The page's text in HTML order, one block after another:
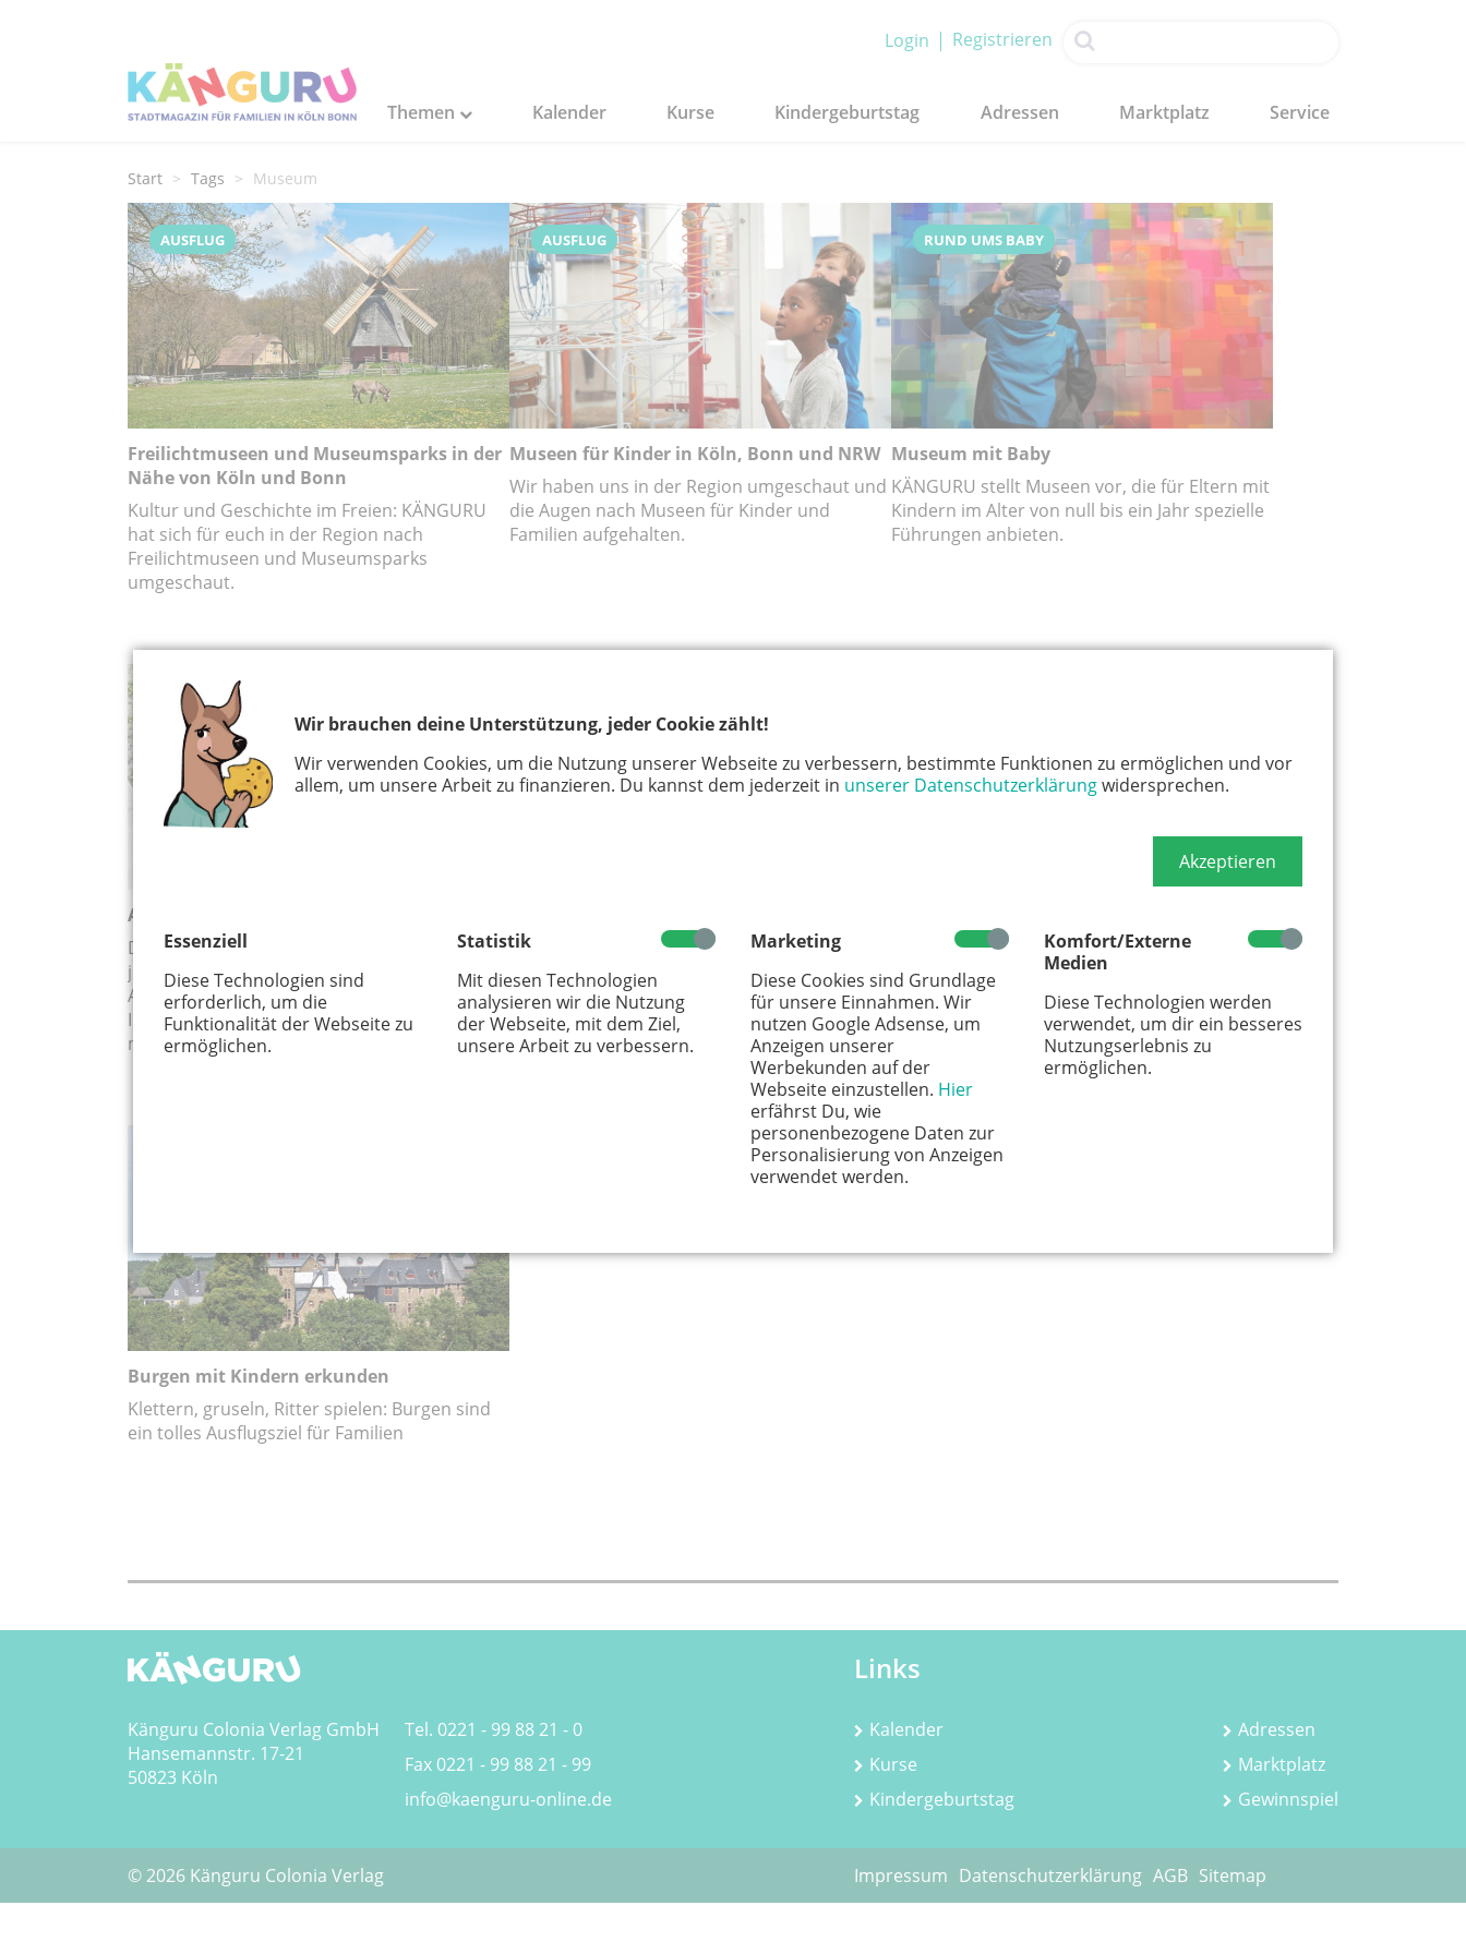
Wir brauchen deine Unterstützung, jeder Cookie zählt!
Wir verwenden Cookies, um die Nutzung unserer Webseite zu verbessern, bestimmte Funktionen zu ermöglichen und vor
allem, um unsere Arbeit zu finanzieren. Du kannst dem jederzeit in unserer Datenschutzerklärungwidersprechen.
Akzeptieren
Essenziell
Diese Technologien sind
erforderlich, um die
Funktionalität der Webseite zu
ermöglichen.
Statistik
Mit diesen Technologien
analysieren wir die Nutzung
der Webseite, mit dem Ziel,
unsere Arbeit zu verbessern.
Marketing
Diese Cookies sind Grundlage
für unsere Einnahmen. Wir
nutzen Google Adsense, um
Anzeigen unserer
Werbekunden auf der
Webseite einzustellen. Hier
erfährst Du, wie
personenbezogene Daten zur
Personalisierung von Anzeigen
verwendet werden.
Komfort/Externe
Medien
Diese Technologien werden
verwendet, um dir ein besseres
Nutzungserlebnis zu
ermöglichen.
Login Registrieren
Themen Kalender Kurse Kindergeburtstag Adressen Marktplatz Service
Start Tags Museum
AUSFLUG
Freilichtmuseen und Museumsparks in der
Nähe von Köln und Bonn
Kultur und Geschichte im Freien: KÄNGURU
hat sich für euch in der Region nach
Freilichtmuseen und Museumsparks
umgeschaut.
AUSFLUG
Museen für Kinder in Köln, Bonn und NRW
Wir haben uns in der Region umgeschaut und
die Augen nach Museen für Kinder und
Familien aufgehalten.
RUND UMS BABY
Museum mit Baby
KÄNGURU stellt Museen vor, die für Eltern mit
Kindern im Alter von null bis ein Jahr spezielle
Führungen anbieten.
AUSFLUG
All-Inclusive vor der Haustür
Die RheinlandCard bietet binnen eines Jahres
jeweils einmalig freien Eintritt in zahlreiche
Attraktionen der Region. Lohnt sich die
Investition? Unser Autor hat die Karte 2017
mit seiner Familie getestet.
Janina und Malia sind unsere
Stadtreporterinnen aus Bonn. Sie waren im
Museum Koenig.
Auf Schloss Burg an der Wupper unternehmt
ihr eine Reise in die Vergangenheit. Die
umliegenden Wälder laden zu einem Ausflug
in die Natur ein.
Burgen mit Kindern erkunden
Klettern, gruseln, Ritter spielen: Burgen sind
ein tolles Ausflugsziel für Familien
Känguru Colonia Verlag GmbH
Hansemannstr. 17-21
50823 Köln
Tel. 0221 - 99 88 21 - 0
Fax 0221 - 99 88 21 - 99
info@kaenguru-online.de
Links
Kalender
Kurse
Kindergeburtstag
Adressen
Marktplatz
Gewinnspiel
© 2026 Känguru Colonia Verlag Impressum Datenschutzerklärung AGB Sitemap